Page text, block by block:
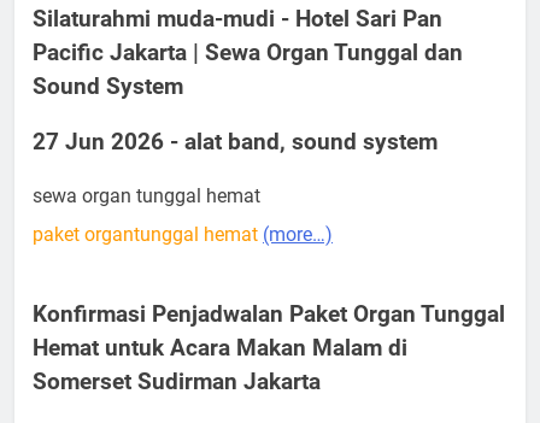
Silaturahmi muda-mudi - Hotel Sari Pan
Pacific Jakarta | Sewa Organ Tunggal dan
Sound System
27 Jun 2026 - alat band, sound system
sewa organ tunggal hemat
paket organtunggal hemat (more…)
Konfirmasi Penjadwalan Paket Organ Tunggal
Hemat untuk Acara Makan Malam di
Somerset Sudirman Jakarta